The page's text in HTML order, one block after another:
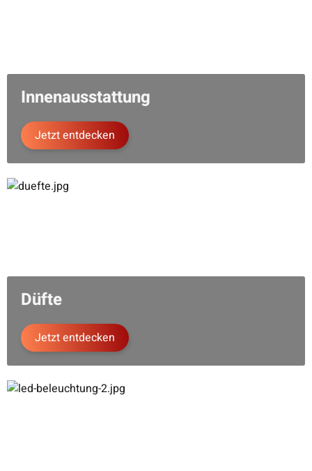
Innenausstattung
Jetzt entdecken
Düfte
Jetzt entdecken